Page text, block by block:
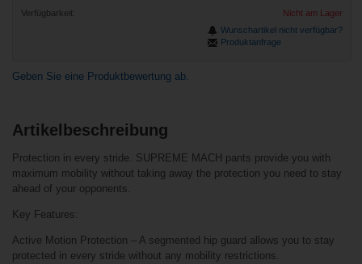
Geben Sie eine Produktbewertung ab.
Warrior Syko Shell
Hose Senior
Artikelbeschreibung
Protection in every stride. SUPREME MACH pants provide you with
maximum mobility without taking away the protection you need to stay
ahead of your opponents.
Key Features:
Active Motion Protection – A segmented hip guard allows you to stay
protected in every stride without any mobility restrictions.
Verfügbarkeit:
Nicht am Lager
Wunschartikel nicht verfügbar?
Produktanfrage